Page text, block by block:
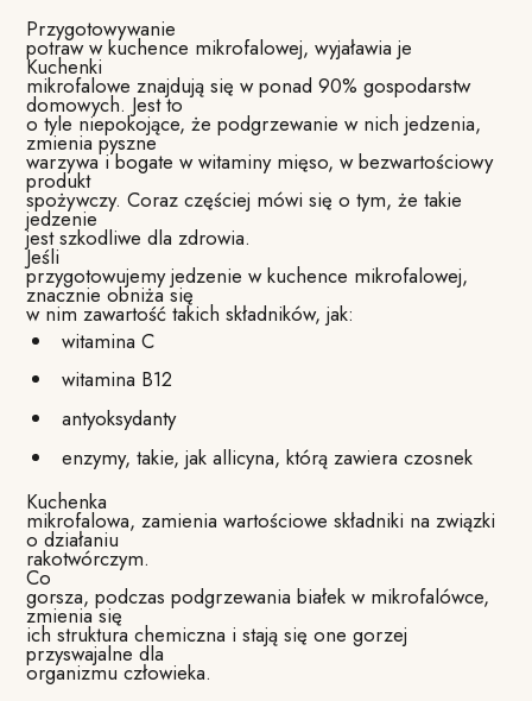
Przygotowywanie
potraw w kuchence mikrofalowej, wyjaławia je
Kuchenki
mikrofalowe znajdują się w ponad 90% gospodarstw
domowych. Jest to
o tyle niepokojące, że podgrzewanie w nich jedzenia,
zmienia pyszne
warzywa i bogate w witaminy mięso, w bezwartościowy
produkt
spożywczy. Coraz częściej mówi się o tym, że takie
jedzenie
jest szkodliwe dla zdrowia.
Jeśli
przygotowujemy jedzenie w kuchence mikrofalowej,
znacznie obniża się
w nim zawartość takich składników, jak:
witamina C
witamina B12
antyoksydanty
enzymy, takie, jak allicyna, którą zawiera czosnek
Kuchenka
mikrofalowa, zamienia wartościowe składniki na związki
o działaniu
rakotwórczym.
Co
gorsza, podczas podgrzewania białek w mikrofalówce,
zmienia się
ich struktura chemiczna i stają się one gorzej
przyswajalne dla
organizmu człowieka.